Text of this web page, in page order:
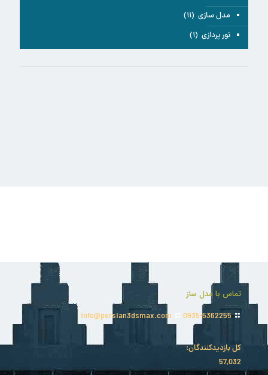
مدل سازی (۱۱)
نور پردازی (۱)
تماس با مدل ساز
0935-5362255
کل بازدیدکنند‌گان:
57,032